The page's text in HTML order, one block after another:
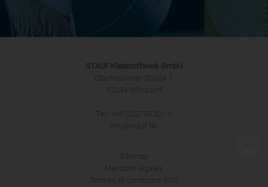
STAUF Klebstoffwerk GmbH
Oberhausener Straße 1
57234 Wilnsdorf
Tel.: +49 (0)2739 301-0
info@stauf.de
Sitemap
Mentions légales
Termes et conditions (CG)